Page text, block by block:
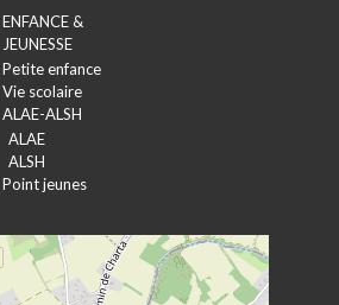
ENFANCE &
JEUNESSE
Petite enfance
Vie scolaire
ALAE-ALSH
ALAE
ALSH
Point jeunes
SOCIAL &
SOLIDARITÉ